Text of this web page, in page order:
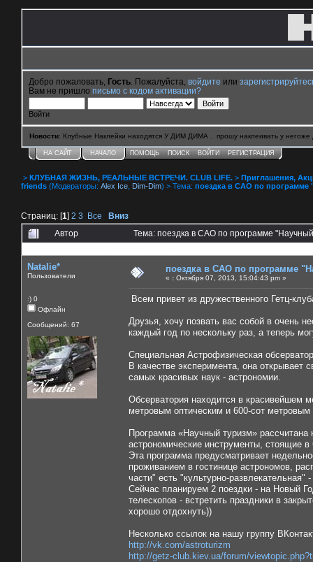
Добро пожаловать, Гость . Пожалуйста, войдите или
Вам не пришло письмо с кодом активации?
Войти
Новости: Клубные Наклейки находятся У ДИМ ДИМА . прошу наклеивать у негоже
НА САЙТ НАЧАЛО ПОМОЩЬ ПОИСК ВОЙТИ РЕГИСТРАЦИЯ
> КЛУБНАЯ ЖИЗНЬ, РЕАЛЬНЫЕ ВСТРЕЧИ. CLUB LIFE. > Приглашения,
friends (Модераторы: Alex Ice Dim-Dim) > Тема: поездка в САО по программе
Страниц: [1] 2 3 Все
Вниз
Автор
Тема: поездка в САО по программе
Natalie*
Пользователи
:) 0
Офлайн
Сообщений: 67
поездка в САО по программе
« : Октября 07, 2013, 15:04:43 pm »
Всем привет из дружественного Гетц-
Друзья, хочу позвать вас собой в очень
каждый год по нескольку раз, а теперь
Специальная Астрофизическая
В качестве эксперимента, она
самых красивых наук - астрономии.
Обсерватория находится в красивейшем
метровым оптическим и 600-сот
Программа «Научный туризм» рассчитана
астрономические инструменты, стоящие
Эта программа предусматривает
проживанием в гостинице астрономов,
части" есть "культурно-
Сейчас планируем 2 поездки - на Новый
телескопов - встретить праздники в
хорошо отдохнуть))
Несколько ссылок на нашу группу
http://vk.com/astroturizm
http://getz-club.kiev.ua/forum/